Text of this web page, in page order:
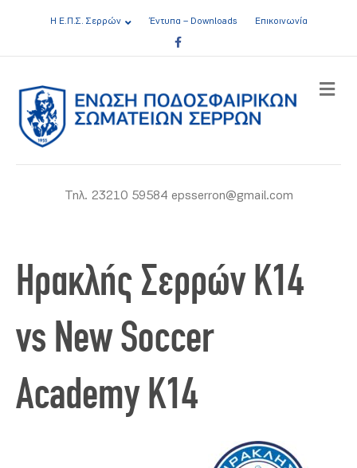
Η Ε.Π.Σ. Σερρών Έντυπα – Downloads
Επικοινωνία
Facebook
Τηλ. 23210 59584 epsserron@gmail.com
Ηρακλής Σερρών Κ14
vs New Soccer
Academy Κ14